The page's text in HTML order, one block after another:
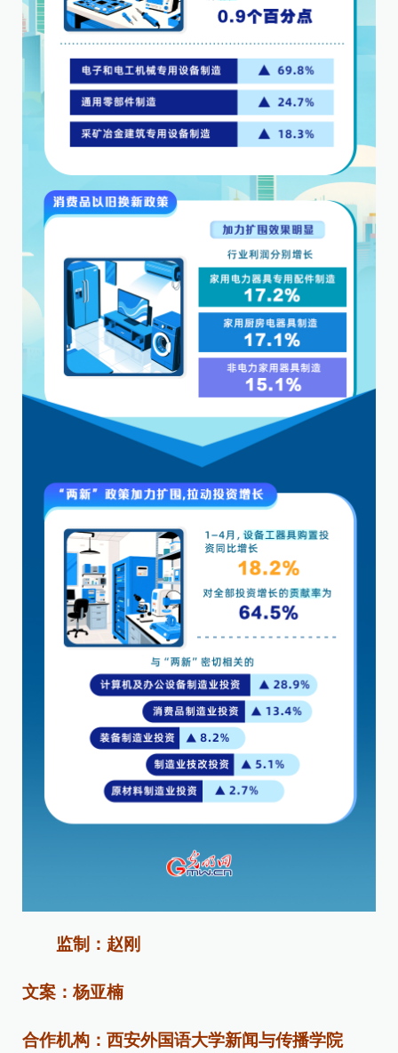
监制：赵刚
文案：杨亚楠
合作机构：西安外国语大学新闻与传播学院